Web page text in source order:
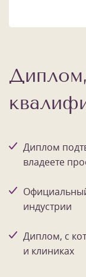
Диплом
владеете
индустрии
Диплом, с
и клиниках